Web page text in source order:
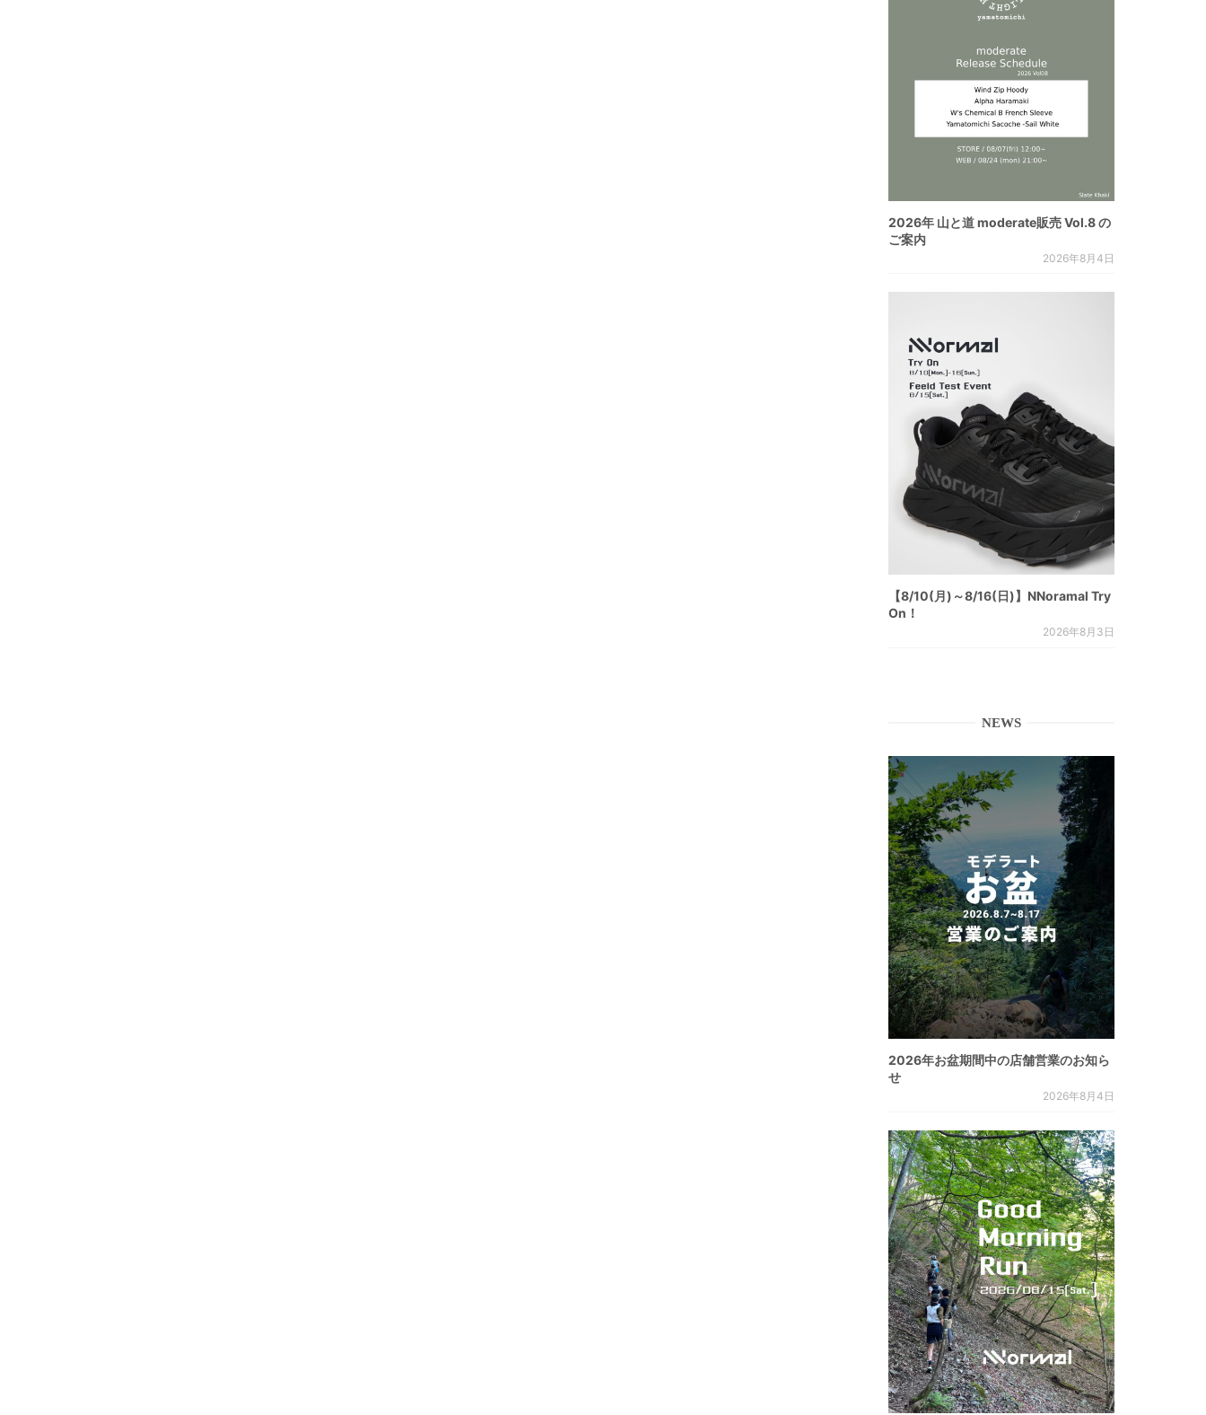
2026年 山と道 moderate販売 Vol.8 の
ご案内
2026年8月4日
【8/10(月)～8/16(日)】NNoramal Try
On！
2026年8月3日
NEWS
2026年お盆期間中の店舗営業のお知ら
せ
2026年8月4日